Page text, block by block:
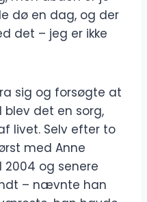
dø en dag, og der
det – jeg er ikke
sig og forsøgte at
blev det en sorg,
livet. Selv efter to
med Anne
2004 og senere
– nævnte han